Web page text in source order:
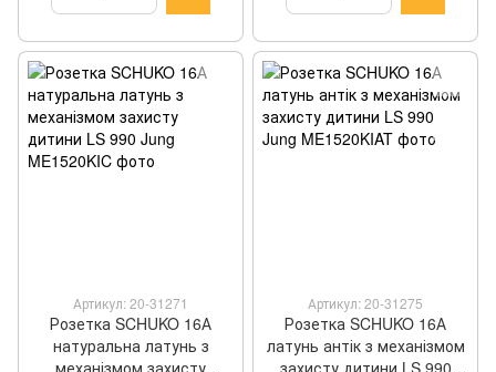
Артикул: 20-31271
Розетка SCHUKO 16А
натуральна латунь з
механізмом захисту
Артикул: 20-31275
Розетка SCHUKO 16А
латунь антік з механізмом
захисту дитини LS 990